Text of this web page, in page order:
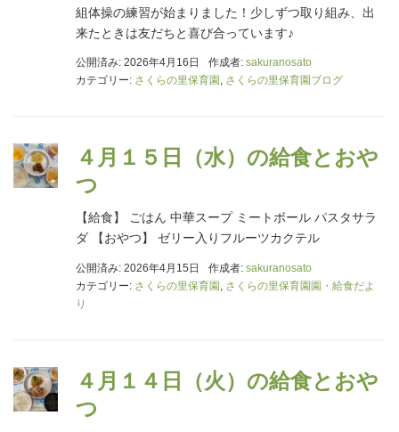
組体操の練習が始まりました！少しずつ取り組み、出
来たときは友だちと喜び合っています♪
公開済み: 2026年4月16日 作成者: sakuranosato
カテゴリー: さくらの里保育園 , さくらの里保育園ブログ
４月１５日（水）の給食とおや
つ
【給食】 ごはん 中華スープ ミートボール パスタサラ
ダ 【おやつ】 ゼリー入りフルーツカクテル
公開済み: 2026年4月15日 作成者: sakuranosato
カテゴリー: さくらの里保育園 さくらの里保育園園・給食だよ
り
４月１４日（火）の給食とおや
つ